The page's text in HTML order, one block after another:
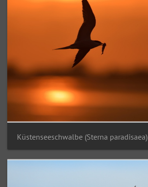
Küstenseeschwalbe (Sterna paradisaea)